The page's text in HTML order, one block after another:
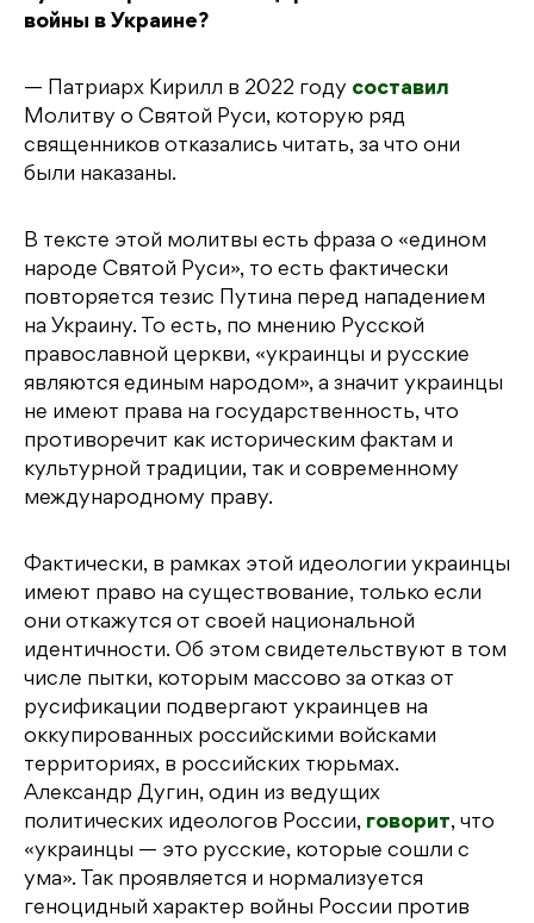
войны в Украине?
— Патриарх Кирилл в 2022 году составил
Молитву о Святой Руси, которую ряд
священников отказались читать, за что они
были наказаны.
В тексте этой молитвы есть фраза о «едином
народе Святой Руси», то есть фактически
повторяется тезис Путина перед нападением
на Украину. То есть, по мнению Русской
православной церкви, «украинцы и русские
являются единым народом», а значит украинцы
не имеют права на государственность, что
противоречит как историческим фактам и
культурной традиции, так и современному
международному праву.
Фактически, в рамках этой идеологии украинцы
имеют право на существование, только если
они откажутся от своей национальной
идентичности. Об этом свидетельствуют в том
числе пытки, которым массово за отказ от
русификации подвергают украинцев на
оккупированных российскими войсками
территориях, в российских тюрьмах.
Александр Дугин, один из ведущих
политических идеологов России, говорит, что
«украинцы — это русские, которые сошли с
ума». Так проявляется и нормализуется
геноцидный характер войны России против